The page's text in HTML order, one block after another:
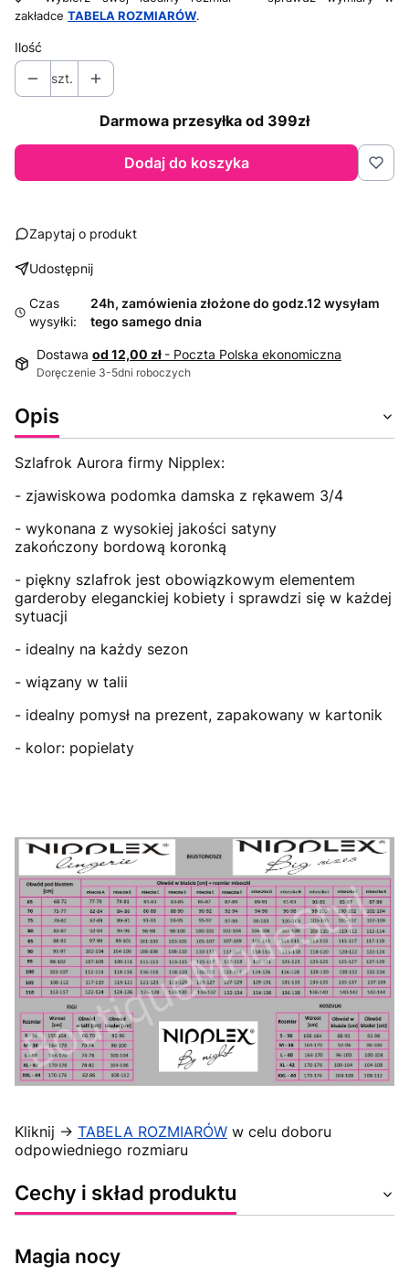
zakładce TABELA ROZMIARÓW.
Ilość
szt.
Darmowa przesyłka od 399zł
Dodaj do koszyka
Zapytaj o produkt
Udostępnij
Czas
wysyłki:
24h, zamówienia złożone do godz.12 wysyłam
tego samego dnia
Dostawa od 12,00 zł - Poczta Polska ekonomiczna
Doręczenie 3-5dni roboczych
Opis
Szlafrok Aurora firmy Nipplex:
- zjawiskowa podomka damska z rękawem 3/4
- wykonana z wysokiej jakości satyny
zakończony bordową koronką
- piękny szlafrok jest obowiązkowym elementem
garderoby eleganckiej kobiety i sprawdzi się w każdej
sytuacji
- idealny na każdy sezon
- wiązany w talii
- idealny pomysł na prezent, zapakowany w kartonik
- kolor: popielaty
Kliknij -> TABELA ROZMIARÓW w celu doboru
odpowiedniego rozmiaru
Cechy i skład produktu
Magia nocy